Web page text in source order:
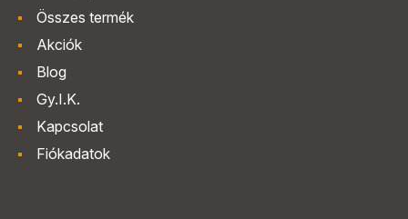
Összes termék
Akciók
Blog
Gy.I.K.
Kapcsolat
Fiókadatok